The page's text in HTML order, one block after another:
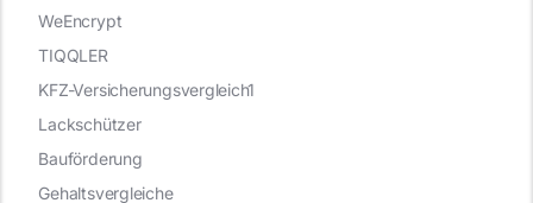
WeEncrypt
TIQQLER
KFZ-Versicherungsvergleich1
Lackschützer
Bauförderung
Gehaltsvergleiche